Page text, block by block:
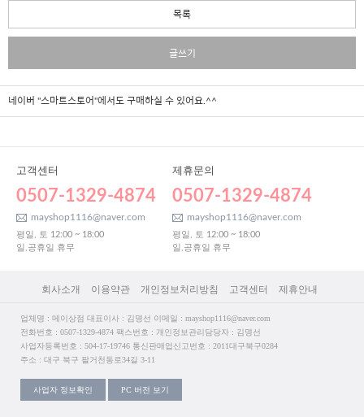
목록
글쓰기
네이버 "스마트스토어"에서도 구매하실 수 있어요.^^
고객센터
0507-1329-4874
mayshop1116@naver.com
평일, 토 12:00 ~ 18:00
일,공휴일 휴무
제휴문의
0507-1329-4874
mayshop1116@naver.com
평일, 토 12:00 ~ 18:00
일,공휴일 휴무
회사소개 이용약관 개인정보처리방침 고객센터 제휴안내
업체명 : 메이상점 대표이사 : 김명선 이메일 : mayshop1116@naver.com
전화번호 : 0507-1329-4874 팩스번호 : 개인정보관리담당자 : 김명선
사업자등록번호 : 504-17-19746 통신판매업신고번호 : 2011대구북구0284
주소 : 대구 북구 팔거천동로34길 3-11
사업자 정보확인 PC 버전 보기